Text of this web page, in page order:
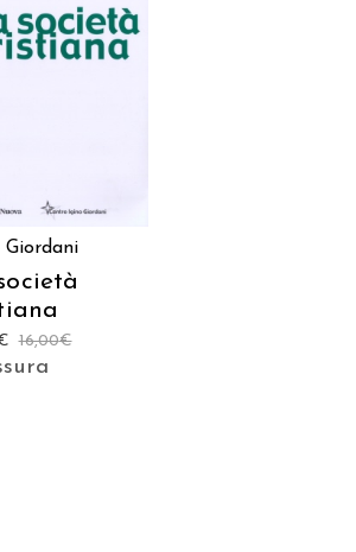
AGGIUNGI AL
Giordani
16,00€